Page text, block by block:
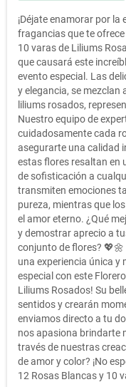
¡Déjate enamorar por
fragancias que te
10 varas de Liliums
que causará este
evento especial. Las
y elegancia, se
liliums rosados,
Nuestro equipo de
cuidadosamente cada
asegurarte una calidad
estas flores resaltan en
de sofisticación a
transmiten emociones
pureza, mientras que
el amor eterno. ¿Qué
y demostrar aprecio a
conjunto de flores?
una experiencia única y
especial con este
Liliums Rosados! Su
sentidos y crearán
enviamos directo a tu
nos apasiona brindarte
través de nuestras
de amor y color? ¡No
12 Rosas Blancas y 10